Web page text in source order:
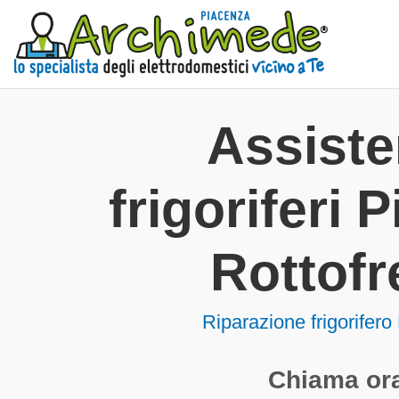
frigoriferi
Riparazione frigorifero
Chiama